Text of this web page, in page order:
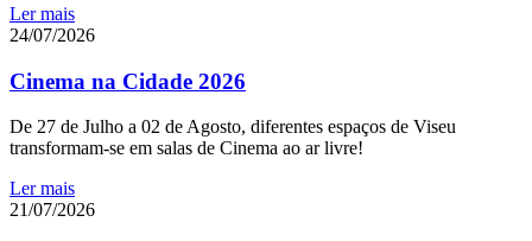
Ler mais
24/07/2026
Cinema na Cidade 2026
De 27 de Julho a 02 de Agosto, diferentes espaços de Viseu
transformam-se em salas de Cinema ao ar livre!
Ler mais
21/07/2026